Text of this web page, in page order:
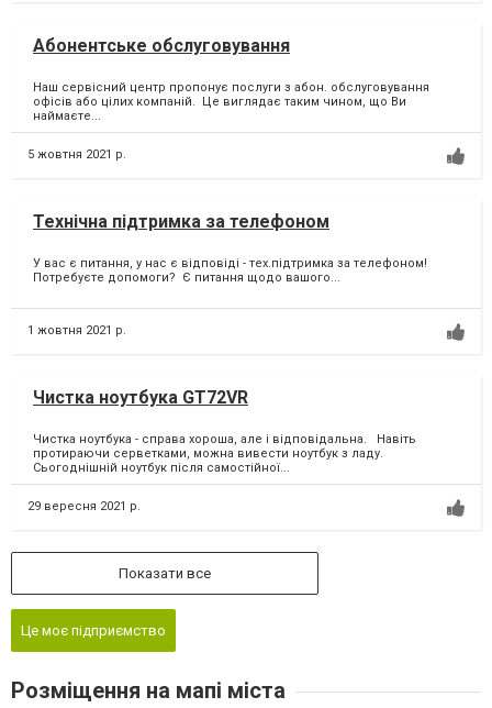
Абонентське обслуговування
Наш сервісний центр пропонує послуги з абон. обслуговування
офісів або цілих компаній. ⁣ Це виглядає таким чином, що Ви
наймаєте...
5 жовтня 2021 р.
Технічна підтримка за телефоном
У вас є питання, у нас є відповіді - тех.підтримка за телефоном! ⁣
Потребуєте допомоги? ⁣ Є питання щодо вашого...
1 жовтня 2021 р.
Чистка ноутбука GT72VR
Чистка ноутбука - справа хороша, але і відповідальна. Навіть
протираючи серветками, можна вивести ноутбук з ладу.
Сьогоднішній ноутбук після самостійної...
29 вересня 2021 р.
Показати все
Це моє підприємство
Розміщення на мапі міста